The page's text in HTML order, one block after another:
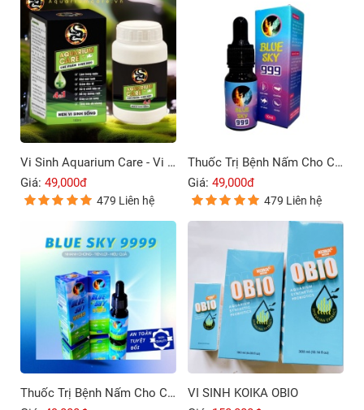
Vi Sinh Aquarium Care - Vi Sinh Cho Cá Cảnh
Giá: 49,000đ
479 Liên hệ
Thuốc Trị Bệnh Nấm Cho Cá Cảnh Blue Sky 999
Giá: 49,000đ
479 Liên hệ
Thuốc Trị Bệnh Nấm Cho Cá Cảnh Blue Sky 9999
VI SINH KOIKA OBIO